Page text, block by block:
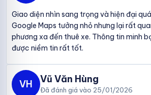
Giao diện nhìn sang trọng và hiện đại
Google Maps tưởng nhỏ nhưng lại rất
phương xa đến thuê xe. Thông tin minh
được niềm tin rất tốt.
VH Vũ Văn Hùng
Đã đánh giá vào 25/01/2026